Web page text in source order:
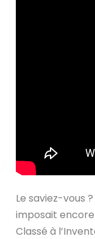
Le saviez-vous
imposait
Classé à